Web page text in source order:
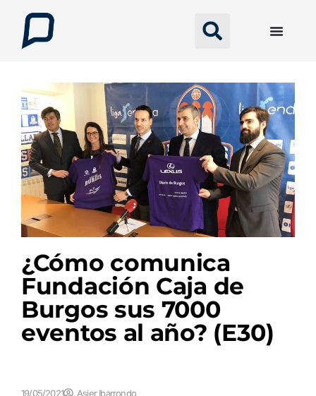
¿Cómo comunica
Fundación Caja de
Burgos sus 7000
eventos al año? (E30)
19/05/2021 Asier Ibarrondo